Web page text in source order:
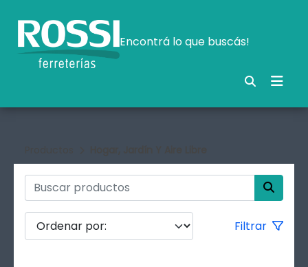
Encontrá lo que buscás!
Filtrar